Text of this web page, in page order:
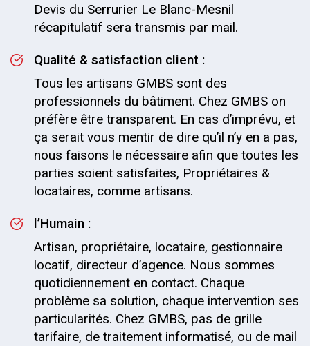
Devis du Serrurier Le Blanc-Mesnil
récapitulatif sera transmis par mail.
Qualité & satisfaction client :
Tous les artisans GMBS sont des
professionnels du bâtiment. Chez GMBS on
préfère être transparent. En cas d’imprévu, et
ça serait vous mentir de dire qu’il n’y en a pas,
nous faisons le nécessaire afin que toutes les
parties soient satisfaites, Propriétaires &
locataires, comme artisans.
l’Humain :
Artisan, propriétaire, locataire, gestionnaire
locatif, directeur d’agence. Nous sommes
quotidiennement en contact. Chaque
problème sa solution, chaque intervention ses
particularités. Chez GMBS, pas de grille
tarifaire, de traitement informatisé, ou de mail